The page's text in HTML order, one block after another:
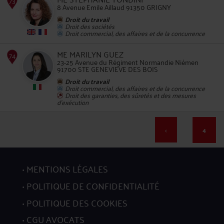
70
72
8 Avenue Emile Aillaud 91350 GRIGNY
Droit du travail
Droit des sociétés
Droit commercial, des affaires et de la concurrence
ME MARILYN GUEZ
23-25 Avenue du Régiment Normandie Niémen
91700 STE GENEVIEVE DES BOIS
Droit du travail
Droit commercial, des affaires et de la concurrence
Droit des garanties, des sûretés et des mesures
d'exécution
< 4
MENTIONS LÉGALES
POLITIQUE DE CONFIDENTIALITÉ
POLITIQUE DES COOKIES
CGU AVOCATS